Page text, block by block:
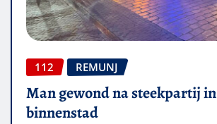
112 REMUNJ
Man gewond na steekpartij in
binnenstad